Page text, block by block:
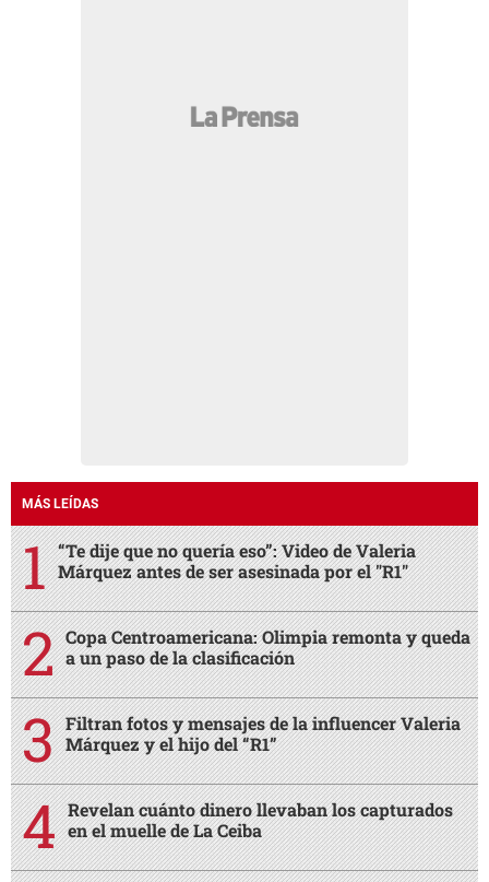
MÁS LEÍDAS
“Te dije que no quería eso”: Video de Valeria
Márquez antes de ser asesinada por el "R1"
Copa Centroamericana: Olimpia remonta y queda
a un paso de la clasificación
Filtran fotos y mensajes de la influencer Valeria
Márquez y el hijo del “R1”
Revelan cuánto dinero llevaban los capturados
en el muelle de La Ceiba